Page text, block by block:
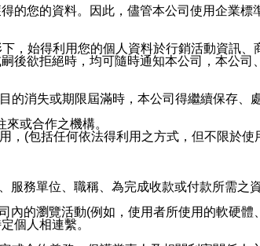
您的資料。因此，儘管本公司使用企業
始得利用您的個人資料於行銷活動資訊、
欲拒絕時，均可隨時通知本公司，本公
消失或期限屆滿時，本公司得繼續保存、
或合作之機構。
(包括任何依法得利用之方式，但不限於
務單位、職稱、為完成收款或付款所需之
的瀏覽活動(例如，使用者所使用的軟硬
個人相連繫。